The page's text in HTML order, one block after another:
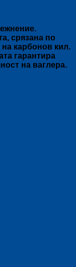
срязана по
карбонов кил.
гарантира
на ваглера.